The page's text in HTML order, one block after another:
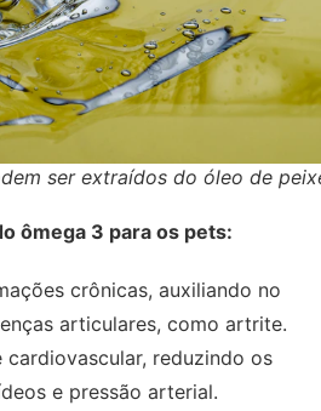
ser extraídos do óleo de
ômega 3 para os pets:
crônicas, auxiliando no
articulares, como artrite.
cardiovascular, reduzindo os
e pressão arterial.